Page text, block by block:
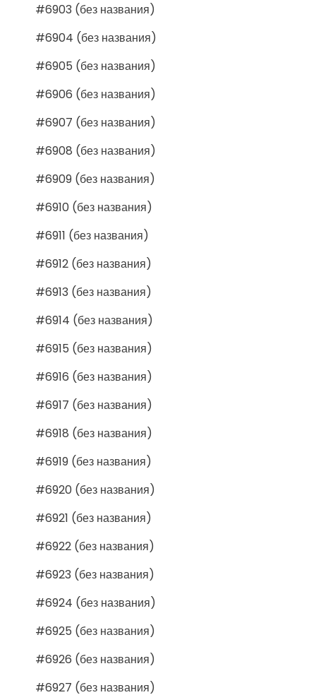
#6903 (без названия)
#6904 (без названия)
#6905 (без названия)
#6906 (без названия)
#6907 (без названия)
#6908 (без названия)
#6909 (без названия)
#6910 (без названия)
#6911 (без названия)
#6912 (без названия)
#6913 (без названия)
#6914 (без названия)
#6915 (без названия)
#6916 (без названия)
#6917 (без названия)
#6918 (без названия)
#6919 (без названия)
#6920 (без названия)
#6921 (без названия)
#6922 (без названия)
#6923 (без названия)
#6924 (без названия)
#6925 (без названия)
#6926 (без названия)
#6927 (без названия)